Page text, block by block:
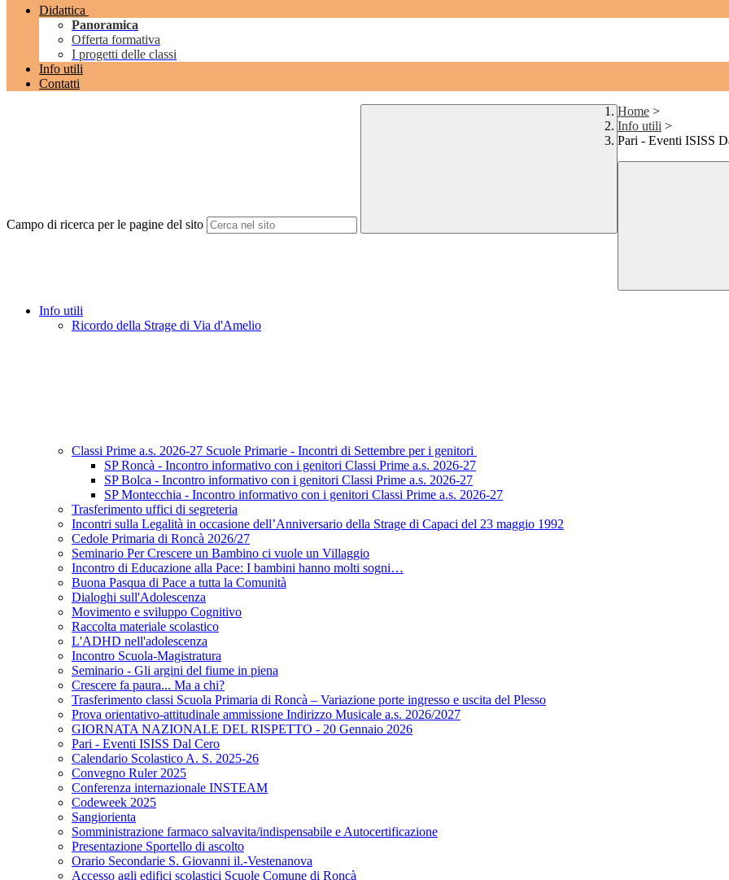
Didattica
Panoramica
Offerta formativa
I progetti delle classi
Info utili
Contatti
Campo di ricerca per le pagine del sito
Home >
Info utili >
Pari - Eventi ISISS
Info utili
Ricordo della Strage di Via d'Amelio
Classi Prime a.s. 2026-27 Scuole Primarie - Incontri di Settembre per i genitori
SP Roncà - Incontro informativo con i genitori Classi Prime a.s. 2026-27
SP Bolca - Incontro informativo con i genitori Classi Prime a.s. 2026-27
SP Montecchia - Incontro informativo con i genitori Classi Prime a.s. 2026-27
Trasferimento uffici di segreteria
Incontri sulla Legalità in occasione dell’Anniversario della Strage di Capaci del 23 maggio 1992
Cedole Primaria di Roncà 2026/27
Seminario Per Crescere un Bambino ci vuole un Villaggio
Incontro di Educazione alla Pace: I bambini hanno molti sogni…
Buona Pasqua di Pace a tutta la Comunità
Dialoghi sull'Adolescenza
Movimento e sviluppo Cognitivo
Raccolta materiale scolastico
L'ADHD nell'adolescenza
Incontro Scuola-Magistratura
Seminario - Gli argini del fiume in piena
Crescere fa paura... Ma a chi?
Trasferimento classi Scuola Primaria di Roncà – Variazione porte ingresso e uscita del Plesso
Prova orientativo-attitudinale ammissione Indirizzo Musicale a.s. 2026/2027
GIORNATA NAZIONALE DEL RISPETTO - 20 Gennaio 2026
Pari - Eventi ISISS Dal Cero
Calendario Scolastico A. S. 2025-26
Convegno Ruler 2025
Conferenza internazionale INSTEAM
Codeweek 2025
Sangiorienta
Somministrazione farmaco salvavita/indispensabile e Autocertificazione
Presentazione Sportello di ascolto
Orario Secondarie S. Giovanni il.-Vestenanova
Accesso agli edifici scolastici Scuole Comune di Roncà